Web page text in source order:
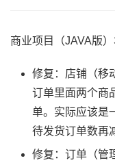
商业项目（JAVA版）
修复：店铺（移
订单里面两个商
单。实际应该是
待发货订单数再
修复：订单（管